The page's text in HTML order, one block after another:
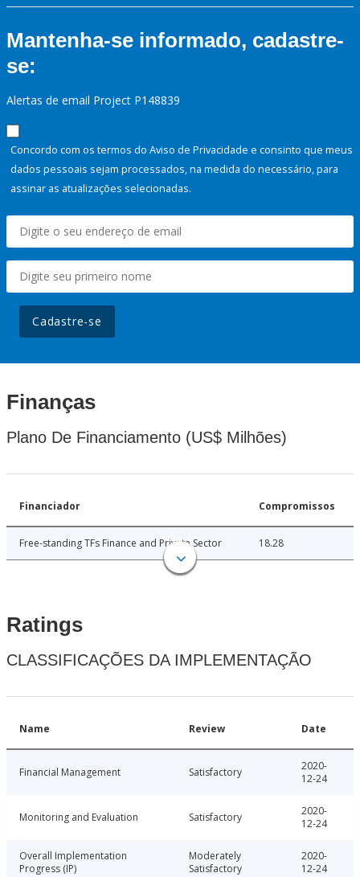
Mantenha-se informado, cadastre-
se:
Alertas de email Project P148839
Concordo com os termos do Aviso de Privacidade e consinto que meus
dados pessoais sejam processados, na medida do necessário, para
assinar as atualizações selecionadas.
Cadastre-se
Finanças
Plano De Financiamento (US$ Milhões)
Financiador Compromissos
Free-standing TFs Finance and Private Sector 18.28
Ratings
CLASSIFICAÇÕES DA IMPLEMENTAÇÃO
Name Review Date
Financial Management Satisfactory
2020-
12-24
Monitoring and Evaluation Satisfactory
2020-
12-24
Overall Implementation
Progress (IP)
Moderately
Satisfactory
2020-
12-24